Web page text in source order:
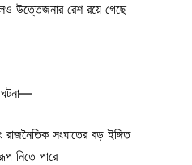
উত্তেজনার রেশ রয়ে গেছে
সংঘাতের বড় ইঙ্গিত
নিতে পারে